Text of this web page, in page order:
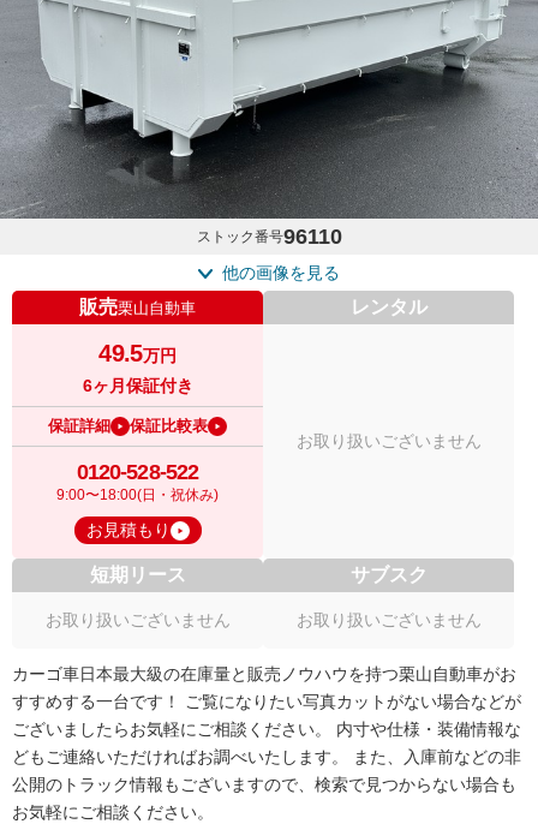
ストック番号96110
他の画像を見る
販売栗山自動車
49.5万円
6ヶ月保証付き
保証詳細 保証比較表
0120-528-522
9:00〜18:00(日・祝休み)
お見積もり
レンタル
お取り扱いございません
短期リース
お取り扱いございません
サブスク
お取り扱いございません
カーゴ車日本最大級の在庫量と販売ノウハウを持つ栗山自動車がお
すすめする一台です！ ご覧になりたい写真カットがない場合などが
ございましたらお気軽にご相談ください。 内寸や仕様・装備情報な
どもご連絡いただければお調べいたします。 また、入庫前などの非
公開のトラック情報もございますので、検索で見つからない場合も
お気軽にご相談ください。